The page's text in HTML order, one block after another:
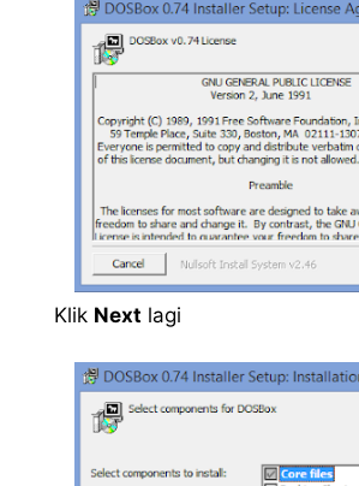
Klik Next lagi